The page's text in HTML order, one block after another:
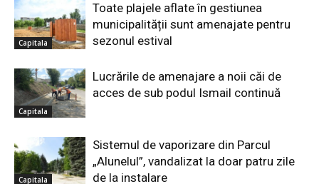
Capitala
Toate plajele aflate în gestiunea
municipalității sunt amenajate pentru
sezonul estival
Capitala
Lucrările de amenajare a noii căi de
acces de sub podul Ismail continuă
Capitala
Sistemul de vaporizare din Parcul
„Alunelul”, vandalizat la doar patru zile
de la instalare